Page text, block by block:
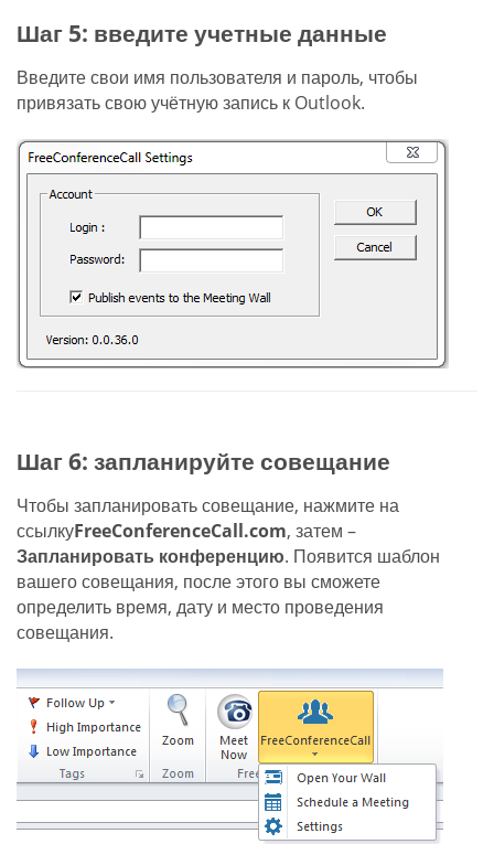
Шаг 5: введите учетные данные
Введите свои имя пользователя и пароль, чтобы
привязать свою учётную запись к Outlook.
Шаг 6: запланируйте совещание
Чтобы запланировать совещание, нажмите на
ссылкуFreeConferenceCall.com, затем –
Запланировать конференцию. Появится шаблон
вашего совещания, после этого вы сможете
определить время, дату и место проведения
совещания.